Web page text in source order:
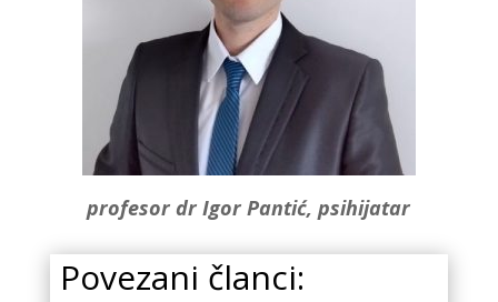
profesor dr Igor Pantić, psihijatar
Povezani članci: